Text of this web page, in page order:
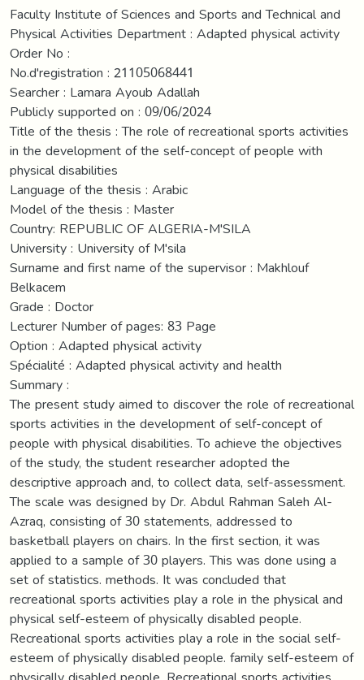
Faculty Institute of Sciences and Sports and Technical and
Physical Activities Department : Adapted physical activity
Order No :
No.d'registration : 21105068441
Searcher : Lamara Ayoub Adallah
Publicly supported on : 09/06/2024
Title of the thesis : The role of recreational sports activities
in the development of the self-concept of people with
physical disabilities
Language of the thesis : Arabic
Model of the thesis : Master
Country: REPUBLIC OF ALGERIA-M'SILA
University : University of M'sila
Surname and first name of the supervisor : Makhlouf
Belkacem
Grade : Doctor
Lecturer Number of pages: 83 Page
Option : Adapted physical activity
Spécialité : Adapted physical activity and health
Summary :
The present study aimed to discover the role of recreational
sports activities in the development of self-concept of
people with physical disabilities. To achieve the objectives
of the study, the student researcher adopted the
descriptive approach and, to collect data, self-assessment.
The scale was designed by Dr. Abdul Rahman Saleh Al-
Azraq, consisting of 30 statements, addressed to
basketball players on chairs. In the first section, it was
applied to a sample of 30 players. This was done using a
set of statistics. methods. It was concluded that
recreational sports activities play a role in the physical and
physical self-esteem of physically disabled people.
Recreational sports activities play a role in the social self-
esteem of physically disabled people. family self-esteem of